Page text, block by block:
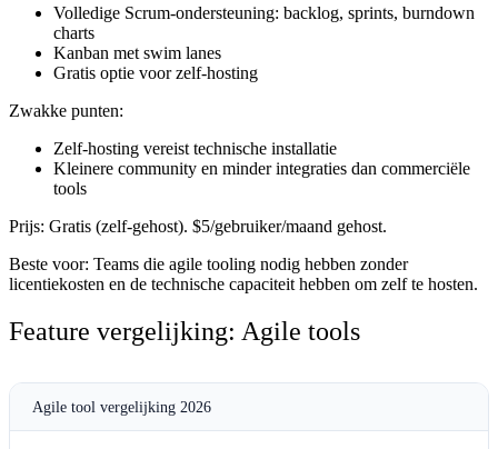
Volledige Scrum-ondersteuning: backlog, sprints, burndown
charts
Kanban met swim lanes
Gratis optie voor zelf-hosting
Zwakke punten:
Zelf-hosting vereist technische installatie
Kleinere community en minder integraties dan commerciële
tools
Prijs: Gratis (zelf-gehost). $5/gebruiker/maand gehost.
Beste voor: Teams die agile tooling nodig hebben zonder
licentiekosten en de technische capaciteit hebben om zelf te hosten.
Feature vergelijking: Agile tools
Agile tool vergelijking 2026